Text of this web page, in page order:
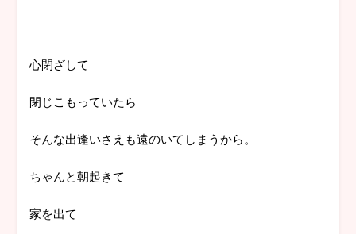
心閉ざして
閉じこもっていたら
そんな出逢いさえも遠のいてしまうから。
ちゃんと朝起きて
家を出て